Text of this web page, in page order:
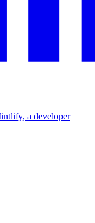
a developer